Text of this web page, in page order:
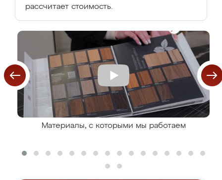
рассчитает стоимость.
Материалы, с которыми мы работаем